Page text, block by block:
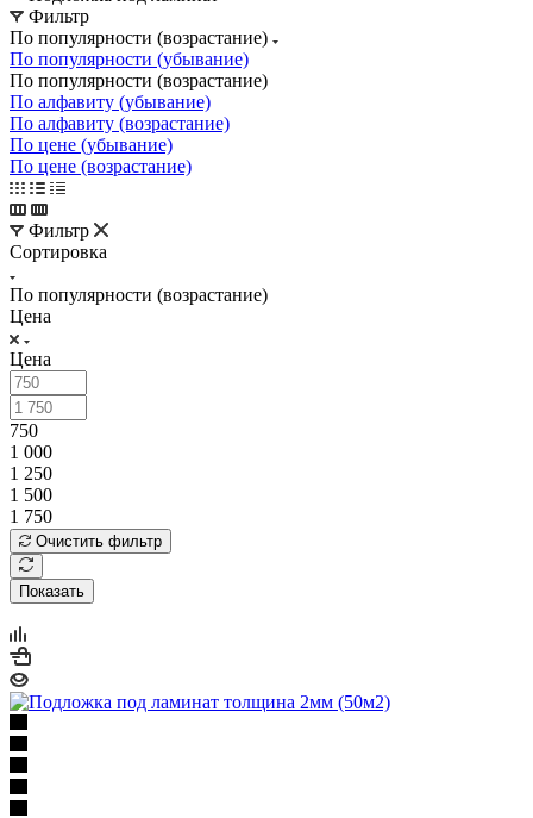
Фильтр
По популярности (возрастание)
По популярности (убывание)
По популярности (возрастание)
По алфавиту (убывание)
По алфавиту (возрастание)
По цене (убывание)
По цене (возрастание)
Фильтр
Сортировка
По популярности (возрастание)
Цена
Цена
750
1 000
1 250
1 500
1 750
Очистить фильтр
Показать